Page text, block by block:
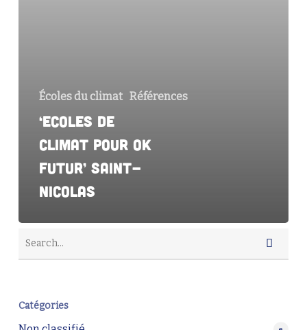
Écoles du climat Références
‘Ecoles de
climat pour OK
Futur’ Saint-
Nicolas
Catégories